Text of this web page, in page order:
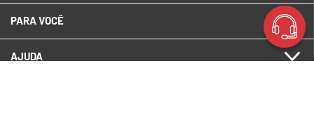
PARA VOCÊ
AJUDA